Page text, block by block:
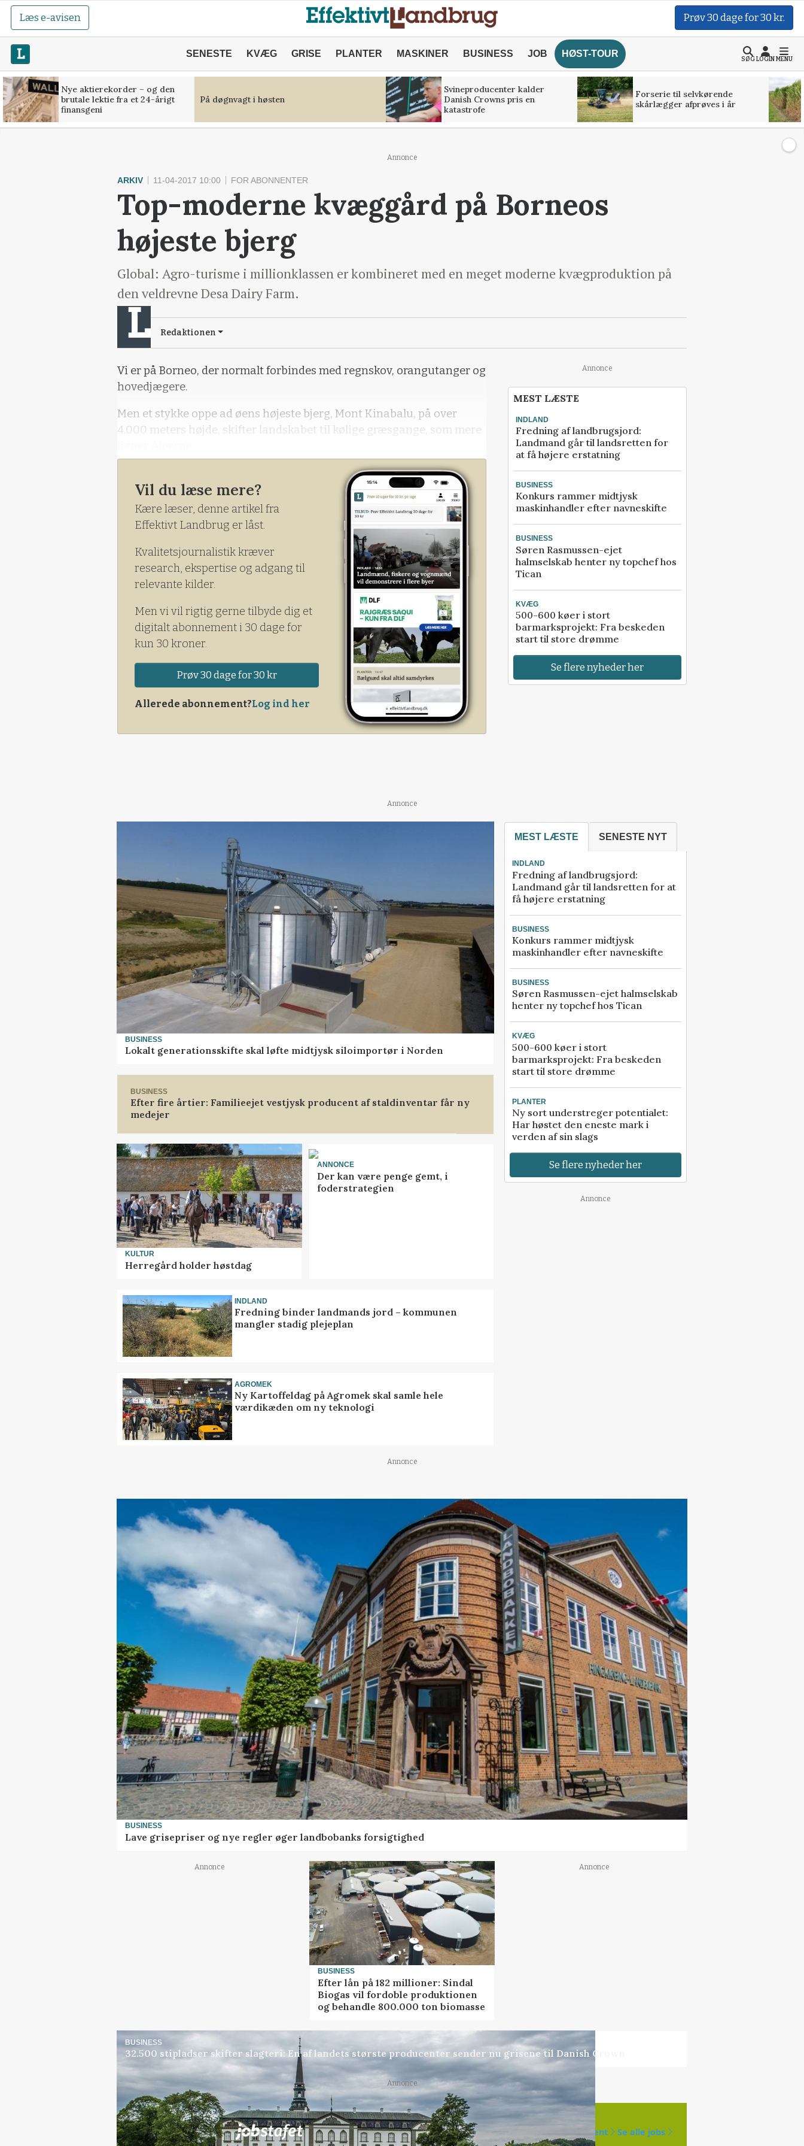
Læs e-avisen Prøv 30 dage for 30 kr.
SENESTE KVÆG GRISE PLANTER MASKINER BUSINESS JOB HØST-TOUR
SØGLOGINMENU
Nye aktierekorder – og den
brutale lektie fra et 24-årigt
finansgeni
På døgnvagt i høsten
Svineproducenter kalder
Danish Crowns pris en
katastrofe
Forserie til selvkørende
skårlægger afprøves i år
Annonce
ARKIV 11-04-2017 10:00 FOR ABONNENTER
Top-moderne kvæggård på Borneos
højeste bjerg
Global: Agro-turisme i millionklassen er kombineret med en meget moderne kvægproduktion på
den veldrevne Desa Dairy Farm.
Redaktionen
Vi er på Borneo, der normalt forbindes med regnskov, orangutanger og
hovedjægere.
Men et stykke oppe ad øens højeste bjerg, Mont Kinabalu, på over
4.000 meters højde, skifter landskabet til kølige græsgange, som mere
Her ligger en usædvanligt moderne kvægbedrift, Desa Dairy Farm, der
gerne viser sin produktion frem for både lokale mælkeproducenter og
et stort og stigende antal byboere.
Vil du læse mere?
Kære læser, denne artikel fra
Effektivt Landbrug er låst.
Kvalitetsjournalistik kræver
research, ekspertise og adgang til
relevante kilder.
Men vi vil rigtig gerne tilbyde dig et
digitalt abonnement i 30 dage for
kun 30 kroner.
Prøv 30 dage for 30 kr
Allerede abonnement?Log ind her
Annonce
MEST LÆSTE
INDLAND
Fredning af landbrugsjord:
Landmand går til landsretten for
at få højere erstatning
BUSINESS
Konkurs rammer midtjysk
maskinhandler efter navneskifte
BUSINESS
Søren Rasmussen-ejet
halmselskab henter ny topchef hos
Tican
KVÆG
500-600 køer i stort
barmarksprojekt: Fra beskeden
start til store drømme
Se flere nyheder her
Annonce
BUSINESS
Lokalt generationsskifte skal løfte midtjysk siloimportør i Norden
BUSINESS
Efter fire årtier: Familieejet vestjysk producent af staldinventar får ny
medejer
KULTUR
Herregård holder høstdag
ANNONCE
Der kan være penge gemt, i
foderstrategien
INDLAND
Fredning binder landmands jord – kommunen
mangler stadig plejeplan
AGROMEK
Ny Kartoffeldag på Agromek skal samle hele
værdikæden om ny teknologi
MEST LÆSTE SENESTE NYT
INDLAND
Fredning af landbrugsjord:
Landmand går til landsretten for at
få højere erstatning
BUSINESS
Konkurs rammer midtjysk
maskinhandler efter navneskifte
BUSINESS
Søren Rasmussen-ejet halmselskab
henter ny topchef hos Tican
KVÆG
500-600 køer i stort
barmarksprojekt: Fra beskeden
start til store drømme
PLANTER
Ny sort understreger potentialet:
Har høstet den eneste mark i
verden af sin slags
Se flere nyheder her
Annonce
Annonce
BUSINESS
Lave grisepriser og nye regler øger landbobanks forsigtighed
Annonce
BUSINESS
Efter lån på 182 millioner: Sindal
Biogas vil fordoble produktionen
og behandle 800.000 ton biomasse
Annonce
BUSINESS
32.500 stipladser skifter slagteri: En af landets største producenter sender nu grisene til Danish Crown
Annonce
Jobsi samarbejde med 81 ledige stillinger Opret agent Se alle jobs